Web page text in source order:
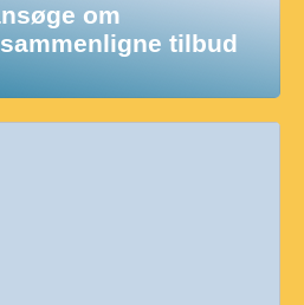
om
tilbud